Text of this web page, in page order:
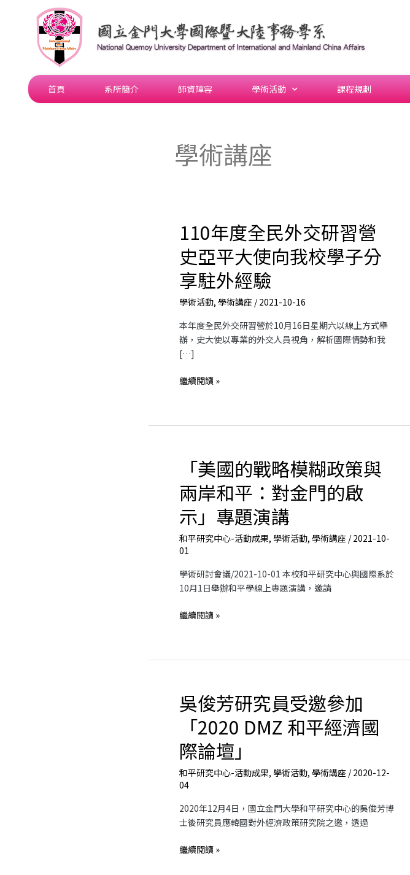
首頁 系所簡介 師資陣容 學術活動 課程規劃
學術講座
110年度全民外交研習營
史亞平大使向我校學子分
享駐外經驗
學術活動, 學術講座 /2021-10-16
本年度全民外交研習營於10月16日星期六以線上方式舉
辦，史大使以專業的外交人員視角，解析國際情勢和我
[…]
110
年
度
全
民
外
研
習
營
亞
使
子
分
享
駐
外
驗
繼續閱讀 »
「美國的戰略模糊政策與
兩岸和平：對金門的啟
示」專題演講
和平研究中心-活動成果, 學術活動, 學術講座 /2021-10-
01
學術研討會議/2021-10-01 本校和平研究中心與國際系於
10月1日舉辦和平學線上專題演講，邀請
「美
的
戰
略
模
糊
策
與
岸
對
的
啟
示」
專
題
演
講
繼續閱讀 »
吳俊芳研究員受邀參加
「2020 DMZ 和平經濟國
際論壇」
和平研究中心-活動成果, 學術活動, 學術講座 /2020-12-
04
2020年12月4日，國立金門大學和平研究中心的吳俊芳博
士後研究員應韓國對外經濟政策研究院之邀，透過
吳
俊
究
員
受
參
加
DMZ
繼續閱讀 »